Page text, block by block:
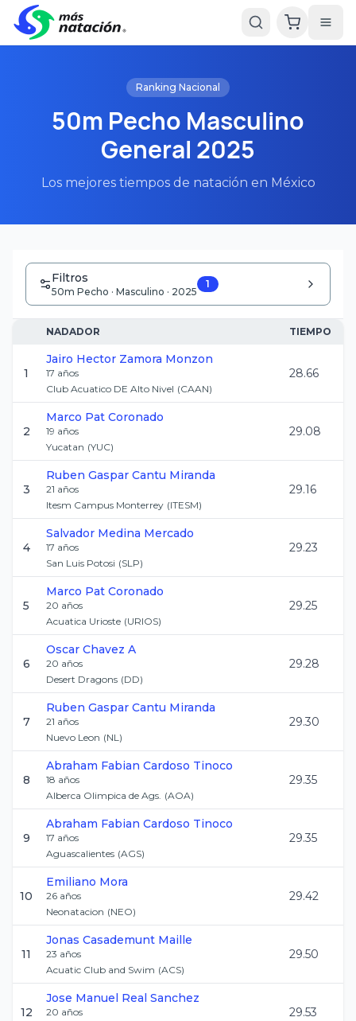
Ranking Nacional
50m Pecho Masculino
General 2025
Los mejores tiempos de natación en México
Filtros
50m Pecho · Masculino · 2025
1
NADADOR TIEMPO
1
Jairo Hector Zamora Monzon
17 años
Club Acuatico DE Alto Nivel (CAAN)
28.66
2
Marco Pat Coronado
19 años
Yucatan (YUC)
29.08
3
Ruben Gaspar Cantu Miranda
21 años
Itesm Campus Monterrey (ITESM)
29.16
4
Salvador Medina Mercado
17 años
San Luis Potosi (SLP)
29.23
5
Marco Pat Coronado
20 años
Acuatica Urioste (URIOS)
29.25
6
Oscar Chavez A
20 años
Desert Dragons (DD)
29.28
7
Ruben Gaspar Cantu Miranda
21 años
Nuevo Leon (NL)
29.30
8
Abraham Fabian Cardoso Tinoco
18 años
Alberca Olimpica de Ags. (AOA)
29.35
9
Abraham Fabian Cardoso Tinoco
17 años
Aguascalientes (AGS)
29.35
10
Emiliano Mora
26 años
Neonatacion (NEO)
29.42
11
Jonas Casademunt Maille
23 años
Acuatic Club and Swim (ACS)
29.50
12
Jose Manuel Real Sanchez
20 años
29.53